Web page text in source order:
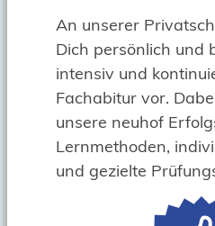
An unserer
Dich persönlich und
intensiv und
Fachabitur vor.
unsere neuhof
Lernmethoden,
und gezielte